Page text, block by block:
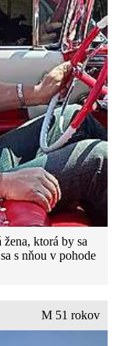
ktorá by sa
s nňou v pohode
M 51 rokov